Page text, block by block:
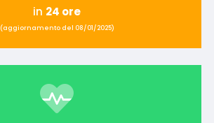
in 24 ore
(aggiornamento del 08/01/2025)